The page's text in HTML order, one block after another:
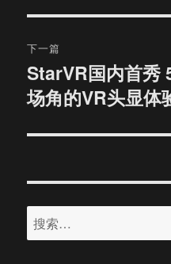
航
章：
下一篇
下
篇
章：
StarVR国内首秀
场角的VR头显体
搜
索：